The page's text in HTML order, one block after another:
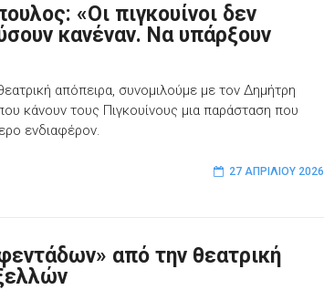
«Οι πιγκουίνοι δεν
κανέναν. Να υπάρξουν
απόπειρα, συνομιλούμε με τον Δημήτρη
κάνουν τους Πιγκουίνους μια παράσταση που
ενδιαφέρον.
27 ΑΠΡΙΛΊΟΥ 2026
από την θεατρική